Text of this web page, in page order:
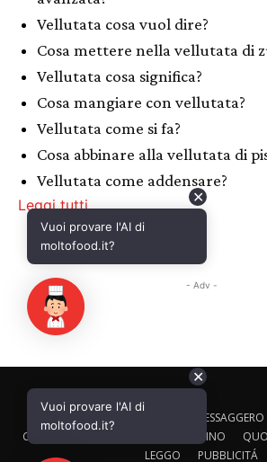
CALTAGIRONE EDITORE IL MESSAGGERO
CORRIERE ADRIATICO
IL GAZZETTINO
LEGGO
PUBBLICITÁ
✕
Vuoi provare l'AI di
moltofood.it?